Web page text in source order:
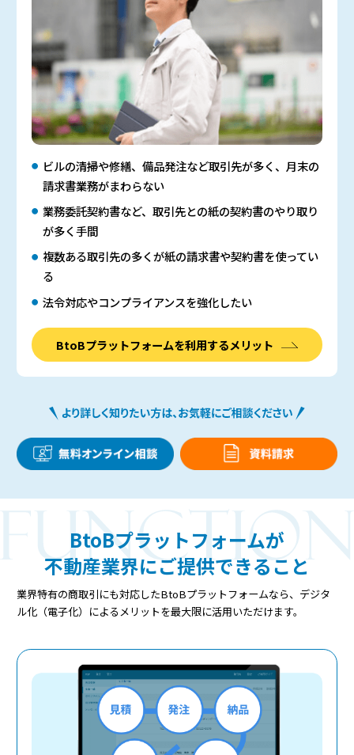
ビルの清掃や修繕、備品発注など取引先が多く、月末の
請求書業務がまわらない
業務委託契約書など、取引先との紙の契約書のやり取り
が多く手間
複数ある取引先の多くが紙の請求書や契約書を使ってい
る
法令対応やコンプライアンスを強化したい
BtoBプラットフォームを利用するメリット
BtoBプラットフォームが
不動産業界にご提供できること
業界特有の商取引にも対応したBtoBプラットフォームなら、デジタ
ル化（電子化）によるメリットを最大限に活用いただけます。